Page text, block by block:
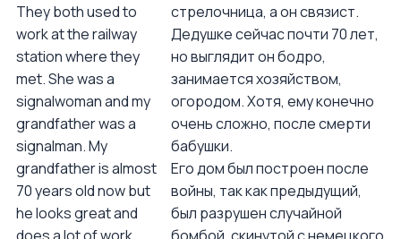
They both used to
work at the railway
station where they
met. She was a
signalwoman and my
grandfather was a
signalman. My
grandfather is almost
70 years old now but
he looks great and
стрелочница, а он связист.
Дедушке сейчас почти 70 лет,
но выглядит он бодро,
занимается хозяйством,
огородом. Хотя, ему конечно
очень сложно, после смерти
бабушки.
Его дом был построен после
войны, так как предыдущий,
был разрушен случайной